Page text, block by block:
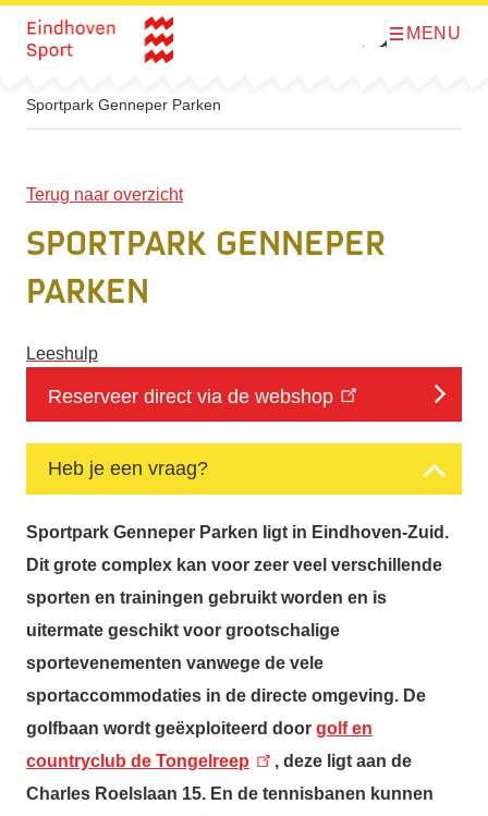
Direct naar de inhoud
O
n
MENU
Sportpark Genneper Parken
Terug naar overzicht
Sportpark Genneper
Parken
Leeshulp
Reserveer direct via de webshop
Heb je een vraag?
Sportpark Genneper Parken ligt in Eindhoven-Zuid.
Dit grote complex kan voor zeer veel verschillende
sporten en trainingen gebruikt worden en is
uitermate geschikt voor grootschalige
sportevenementen vanwege de vele
sportaccommodaties in de directe omgeving. De
golfbaan wordt geëxploiteerd door golf en
countryclub de Tongelreep
, deze ligt aan de
Charles Roelslaan 15. En de tennisbanen kunnen